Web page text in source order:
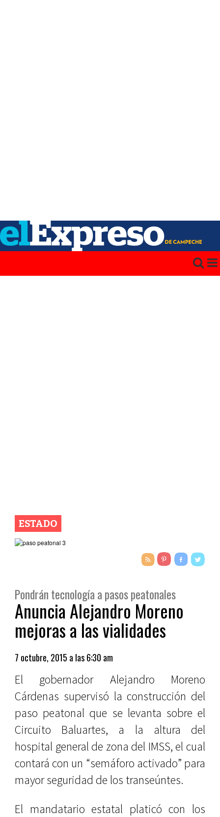
ESTADO
Pondrán tecnología a pasos peatonales
Anuncia Alejandro Moreno
mejoras a las vialidades
7 octubre, 2015 a las 6:30 am
El gobernador Alejandro Moreno
Cárdenas supervisó la construcción del
paso peatonal que se levanta sobre el
Circuito Baluartes, a la altura del
hospital general de zona del IMSS, el cual
contará con un “semáforo activado” para
mayor seguridad de los transeúntes.
El mandatario estatal platicó con los